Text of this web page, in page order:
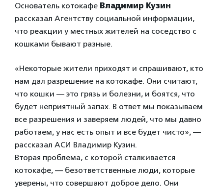
Основатель котокафе Владимир Кузин
рассказал Агентству социальной информации,
что реакции у местных жителей на соседство с
кошками бывают разные.
«Некоторые жители приходят и спрашивают, кто
нам дал разрешение на котокафе. Они считают,
что кошки — это грязь и болезни, и боятся, что
будет неприятный запах. В ответ мы показываем
все разрешения и заверяем людей, что мы давно
работаем, у нас есть опыт и все будет чисто», —
рассказал АСИ Владимир Кузин.
Вторая проблема, с которой сталкивается
котокафе, — безответственные люди, которые
уверены, что совершают доброе дело. Они